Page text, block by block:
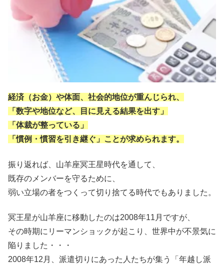
経済（お金）や体面、社会的地位が重んじられ、
「数字や地位など、目に見える結果を出す」
「体裁が整っている」
「慣例・慣習を引き継ぐ」ことが求められます。
振り返れば、山羊座冥王星時代を通して、
既存のメンバーを守るために、
弱い立場の者をつくって切り捨てる時代でもありました。
冥王星が山羊座に移動したのは2008年11月ですが、
その時期にリーマンショックが起こり、世界中が不景気に
陥りました・・・
2008年12月、派遣切りにあった人たちが集う「年越し派